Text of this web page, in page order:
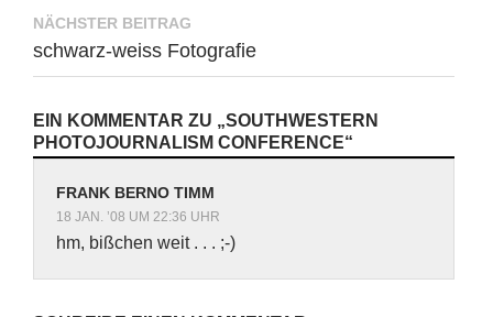
NÄCHSTER BEITRAG
schwarz-weiss Fotografie
EIN KOMMENTAR ZU „SOUTHWESTERN
PHOTOJOURNALISM CONFERENCE“
FRANK BERNO TIMM
18 JAN. ’08 UM 22:36 UHR
hm, bißchen weit . . . ;-)